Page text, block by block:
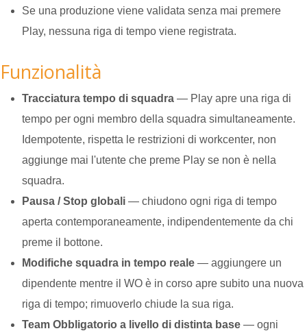
Se una produzione viene validata senza mai premere
Play, nessuna riga di tempo viene registrata.
Funzionalità
Tracciatura tempo di squadra — Play apre una riga di
tempo per ogni membro della squadra simultaneamente.
Idempotente, rispetta le restrizioni di workcenter, non
aggiunge mai l'utente che preme Play se non è nella
squadra.
Pausa / Stop globali — chiudono ogni riga di tempo
aperta contemporaneamente, indipendentemente da chi
preme il bottone.
Modifiche squadra in tempo reale — aggiungere un
dipendente mentre il WO è in corso apre subito una nuova
riga di tempo; rimuoverlo chiude la sua riga.
Team Obbligatorio a livello di distinta base — ogni